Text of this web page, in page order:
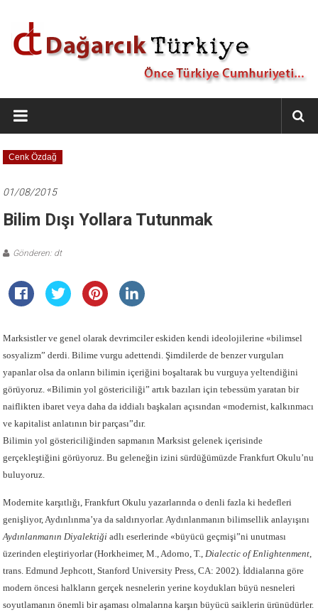
Dağarcık
Türkiye
Önce
Türkiye
Cenk Özdağ
01/08/2015
Bilim Dışı Yollara Tutunmak
Gönderen: dt
Marksistler ve genel olarak devrimciler eskiden kendi ideolojilerine «bilimsel
sosyalizm” derdi. Bilime vurgu adettendi. Şimdilerde de benzer vurguları
yapanlar olsa da onların bilimin içeriğini boşaltarak bu vurguya yeltendiğini
görüyoruz. «Bilimin yol göstericiliği” artık bazıları için tebessüm yaratan bir
naiflikten ibaret veya daha da iddialı başkaları açısından «modernist, kalkınmacı
ve kapitalist anlatının bir parçası”dır.
Bilimin yol göstericiliğinden sapmanın Marksist gelenek içerisinde
gerçekleştiğini görüyoruz. Bu geleneğin izini sürdüğümüzde Frankfurt Okulu’nu
buluyoruz.
Modernite karşıtlığı, Frankfurt Okulu yazarlarında o denli fazla ki hedefleri
genişliyor, Aydınlınma’ya da saldırıyorlar. Aydınlanmanın bilimsellik anlayışını
Aydınlanmanın Diyalektiğiadlı eserlerinde «büyücü geçmişi”ni unutması
üzerinden eleştiriyorlar (Horkheimer, M., Adorno, T.,Dialectic of Enlightenment,
trans. Edmund Jephcott, Stanford University Press, CA: 2002). İddialarına göre
modern öncesi halkların gerçek nesnelerin yerine koydukları büyü nesneleri
soyutlamanın önemli bir aşaması olmalarına karşın büyücü saiklerin ürünüdürler.